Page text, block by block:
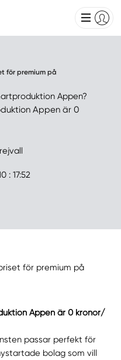
för premium på
Appen?
Appen är 0
: 17:52
för premium på
Appen är 0 kronor/
passar perfekt för
bolag som vill